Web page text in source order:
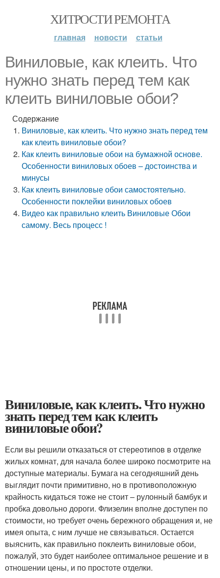
ХИТРОСТИ РЕМОНТА
главная новости статьи
Виниловые, как клеить. Что
нужно знать перед тем как
клеить виниловые обои?
Содержание
Виниловые, как клеить. Что нужно знать перед тем
как клеить виниловые обои?
Как клеить виниловые обои на бумажной основе.
Особенности виниловых обоев – достоинства и
минусы
Как клеить виниловые обои самостоятельно.
Особенности поклейки виниловых обоев
Видео как правильно клеить Виниловые Обои
самому. Весь процесс !
Виниловые, как клеить. Что нужно
знать перед тем как клеить
виниловые обои?
Если вы решили отказаться от стереотипов в отделке
жилых комнат, для начала более широко посмотрите на
доступные материалы. Бумага на сегодняшний день
выглядит почти примитивно, но в противоположную
крайность кидаться тоже не стоит – рулонный бамбук и
пробка довольно дороги. Флизелин вполне доступен по
стоимости, но требует очень бережного обращения и, не
имея опыта, с ним лучше не связываться. Остается
выяснить, как правильно поклеить виниловые обои,
пожалуй, это будет наиболее оптимальное решение и в
отношении цены, и по простоте отделки.